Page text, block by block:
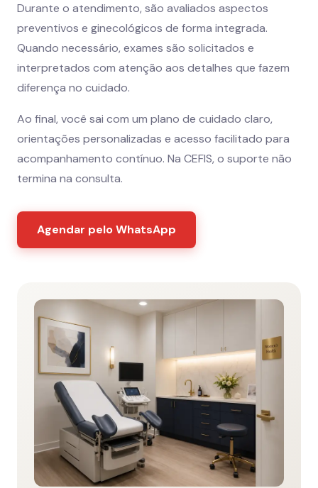
Durante o atendimento, são avaliados aspectos
preventivos e ginecológicos de forma integrada.
Quando necessário, exames são solicitados e
interpretados com atenção aos detalhes que fazem
diferença no cuidado.
Ao final, você sai com um plano de cuidado claro,
orientações personalizadas e acesso facilitado para
acompanhamento contínuo. Na CEFIS, o suporte não
termina na consulta.
Agendar pelo WhatsApp